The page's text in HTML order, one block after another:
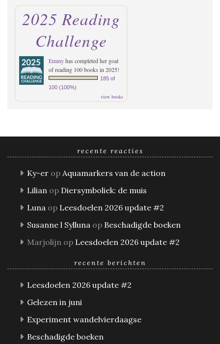
2025 Reading
Challenge
Emmyhas completed her goal
of reading 100 books in 2025!
185 of
100 (100%)
view books
recente reacties
Ky-er op Aquamarkers van de action
Lilian op Diersymboliek: de muis
Luna op Leesdoelen 2026 update #2
Susanne l Sylluna op Beschadigde boeken
Marjolijn op Leesdoelen 2026 update #2
recente berichten
Leesdoelen 2026 update #2
Gelezen in juni
Experiment wandelvierdaagse
Beschadigde boeken